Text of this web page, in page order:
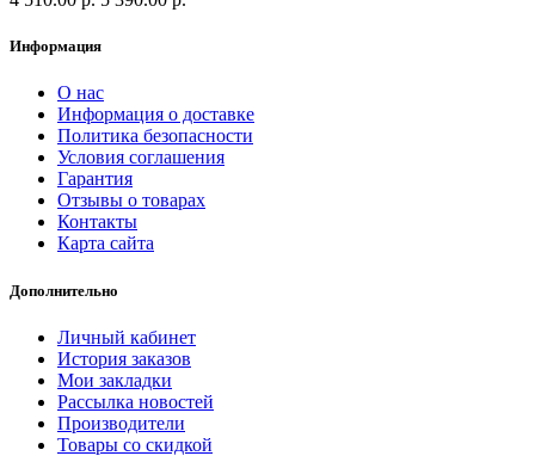
Информация
О нас
Информация о доставке
Политика безопасности
Условия соглашения
Гарантия
Отзывы о товарах
Контакты
Карта сайта
Дополнительно
Личный кабинет
История заказов
Мои закладки
Рассылка новостей
Производители
Товары со скидкой